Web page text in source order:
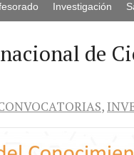
Investigación
de
,